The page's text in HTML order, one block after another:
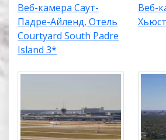
Веб-камера Саут-
Падре-Айленд, Отель
Courtyard South Padre
Island 3*
Веб-